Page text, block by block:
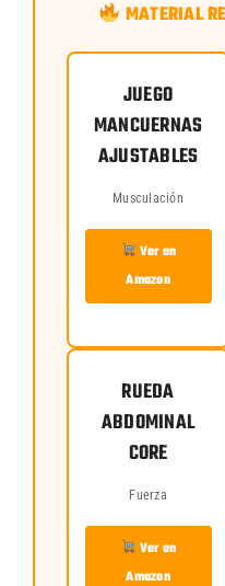
MATERIAL
JUEGO
MANCUERNAS
AJUSTABLES
Musculación
Ver en
Amazon
RUEDA
ABDOMINAL
CORE
Fuerza
Ver en
Amazon